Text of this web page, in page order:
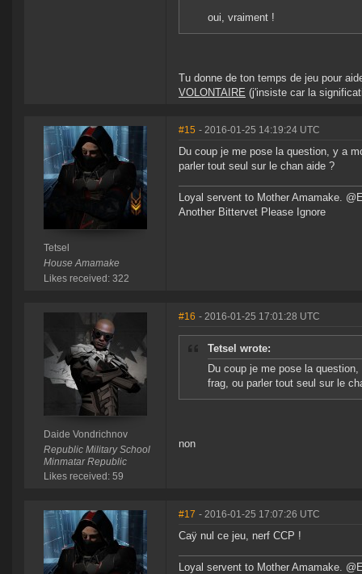
oui, vraiment !
Tu donne de ton temps de jeu pour
VOLONTAIRE (j'insiste car la
Tetsel
House Amamake
Likes received: 322
#15 - 2016-01-25 14:19:24 UTC
Du coup je me pose la question, y a
parler tout seul sur le chan aide ?
Loyal servent to Mother Amamake.
Another Bittervet Please Ignore
Daide Vondrichnov
Republic Military School
Minmatar Republic
Likes received: 59
#16 - 2016-01-25 17:01:28 UTC
Tetsel wrote:
Du coup je me pose la
frag, ou parler tout seul sur le
non
#17 - 2016-01-25 17:07:26 UTC
Caÿ nul ce jeu, nerf CCP !
Loyal servent to Mother Amamake.